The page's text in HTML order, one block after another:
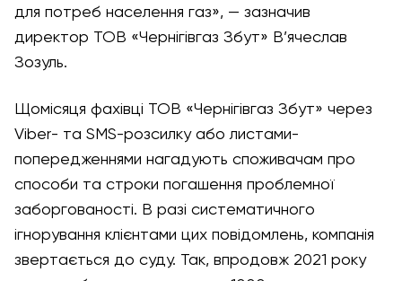
для потреб населення газ», — зазначив
директор ТОВ «Чернігівгаз Збут» В’ячеслав
Зозуль.
Щомісяця фахівці ТОВ «Чернігівгаз Збут» через
Viber- та SMS-розсилку або листами-
попередженнями нагадують споживачам про
способи та строки погашення проблемної
заборгованості. В разі систематичного
ігнорування клієнтами цих повідомлень, компанія
звертається до суду. Так, впродовж 2021 року